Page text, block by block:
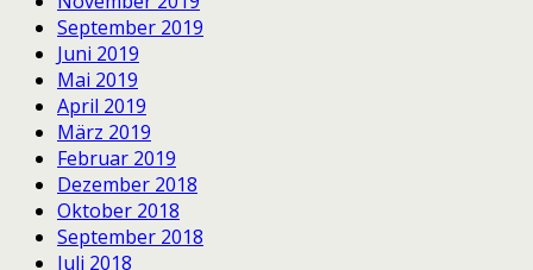
September 2019
Juni 2019
Mai 2019
April 2019
März 2019
Februar 2019
Dezember 2018
Oktober 2018
September 2018
Juli 2018